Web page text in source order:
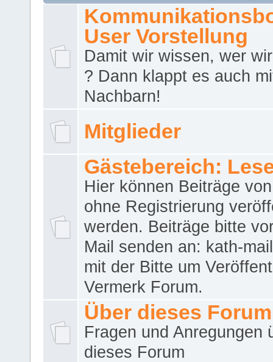
User Vorstellung
Damit wir wissen, wer
? Dann klappt es auch
Nachbarn!
Mitglieder
Gästebereich:
Hier können Beiträge
ohne Registrierung
werden. Beiträge bitte
Mail senden an: kath-
mit der Bitte um
Vermerk Forum.
Über dieses Forum
Fragen und Anregungen
dieses Forum